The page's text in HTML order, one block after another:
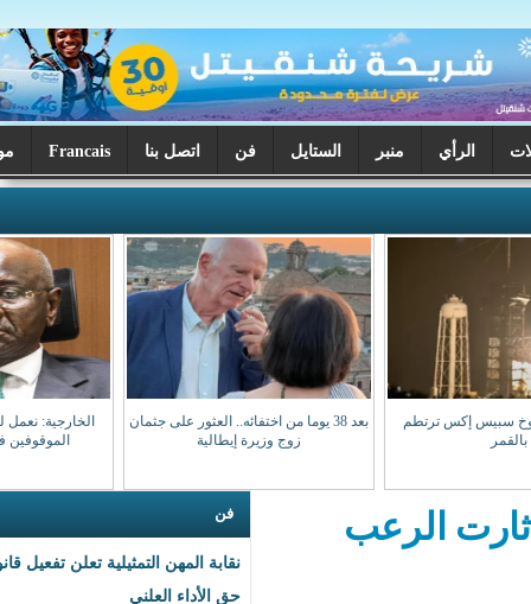
الستايل فن اتصل بنا Francais موريتانيا اليوم
بعد 38 يوما من اختفائه.. العثور على جثمان
الخارجية: نعمل لضمان عودة مواطنينا
الموقوفين في مالي سالمين
نقابة المهن التمثيلية تعلن تفعيل قانون